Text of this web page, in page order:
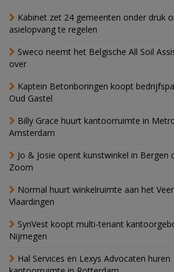
Kabinet zet 24 gemeenten onder druk
asielopvang te regelen
Sweco neemt het Belgische All Soil
over
Kaptein Betonboringen koopt
Oud Gastel
Billy Grace huurt kantoorruimte in
Amsterdam
Jo & Josie opent kunstwinkel in Bergen
Zoom
Normal huurt winkelruimte aan het
Vlaardingen
SynVest koopt multi-tenant
Nijmegen
Hal Services en Lexys Advocaten huren